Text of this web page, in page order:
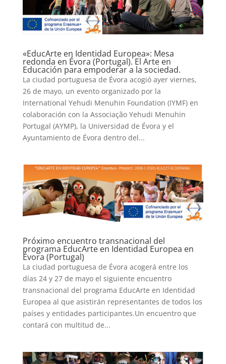
«EducArte en Identidad Europea»: Mesa
redonda en Évora (Portugal). El Arte en
Educación para empoderar a la sociedad.
La ciudad portuguesa de Évora acogió ayer viernes,
26 de mayo, un evento organizado por la
International Yehudi Menuhin Foundation (IYMF) en
colaboración con la Associação Yehudi Menuhin
Portugal (AYMP), la Universidad de Évora y el
Ayuntamiento de Évora dentro del...
Próximo encuentro transnacional del
programa EducArte en Identidad Europea en
Évora (Portugal)
La ciudad portuguesa de Évora acogerá entre los
días 24 y 27 de mayo el siguiente encuentro
transnacional del programa EducArte en Identidad
Europea al que asistirán representantes de todos los
países y entidades participantes.Un encuentro que
contará con multitud de...